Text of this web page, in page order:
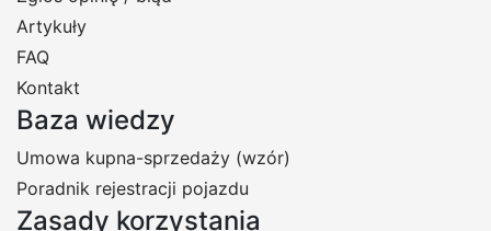
Artykuły
FAQ
Kontakt
Baza wiedzy
Umowa kupna-sprzedaży (wzór)
Poradnik rejestracji pojazdu
Zasady korzystania